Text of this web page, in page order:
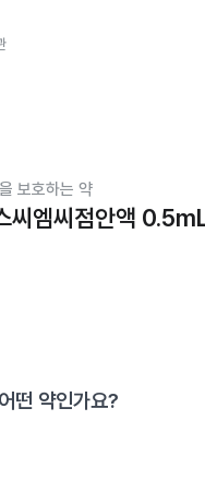
보호하는 약
씨엠씨점안액
떤 약인가요?